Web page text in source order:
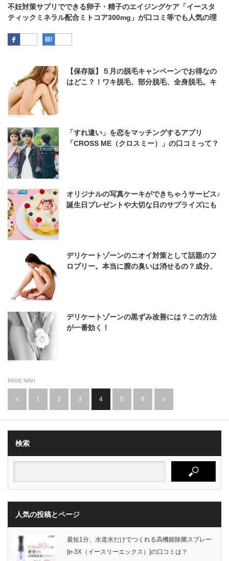
不妊対策サプリでできる卵子・精子のエイジングケア「イースタ
ティックミネラル配合ミトコア300mg」が口コミ等でも人気の理
Facebook
【保存版】５月の脱毛キャンペーンでお得なの
はどこ？！ワキ脱毛、部分脱毛、全身脱毛。キ
「すれ違い」を恋をマッチングするアプリ
「CROSS ME（クロスミー）」の口コミって？
オリジナルの写真ケーキができちゃうサービス♪
誕生日プレゼントや大切な日のサプライズにも
デリケートゾーンのニオイ対策として話題のフ
ロプリー。本当に膣の臭いは消せるの？成分、
デリケートゾーンの黒ずみ改善には？この方法
が一番効く！
PAGE NAVI
« 1 2 3 4 5 6 »
検索
人気の投稿とページ
最短1分、水道水だけでつくれる高機能除菌スプレー
[e-3X（イースリーエックス）]の口コミは？